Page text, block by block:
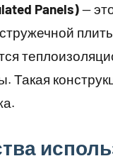
Panels)—
Такая